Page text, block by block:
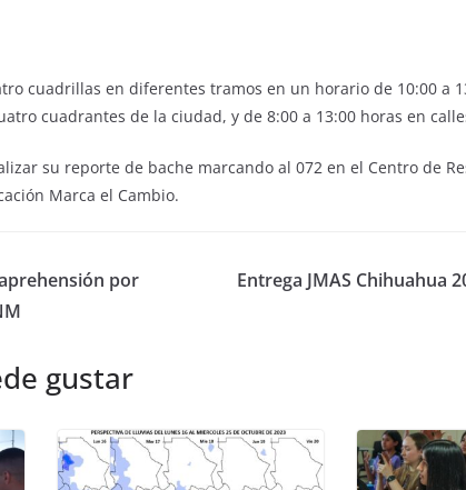
cuadrillas en diferentes tramos en un horario de 10:00 a
cuadrantes de la ciudad, y de 8:00 a 13:00 horas en
su reporte de bache marcando al 072 en el Centro de
Marca el Cambio.
por
Entrega JMAS Chihuahua
gustar